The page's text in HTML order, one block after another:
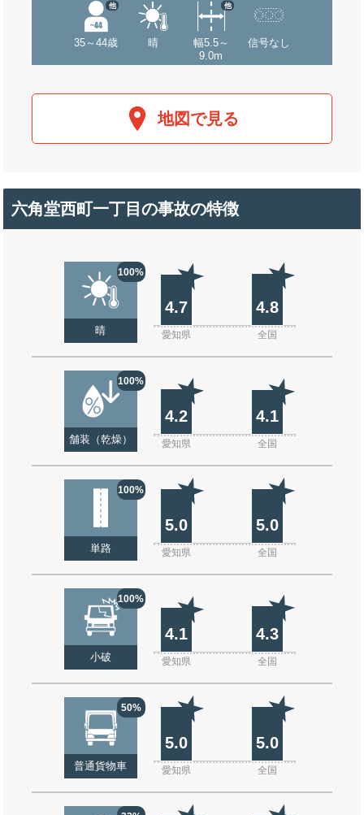
35～44歳
他
晴
幅5.5～
9.0m
他
信号なし
地図で見る
六角堂西町一丁目の事故の特徴
100%
晴
4.7 4.8
愛知県 全国
100%
舗装（乾燥）
4.2 4.1
愛知県 全国
100%
単路
5.0 5.0
愛知県 全国
100%
小破
4.1 4.3
愛知県 全国
50%
普通貨物車
5.0 5.0
愛知県 全国